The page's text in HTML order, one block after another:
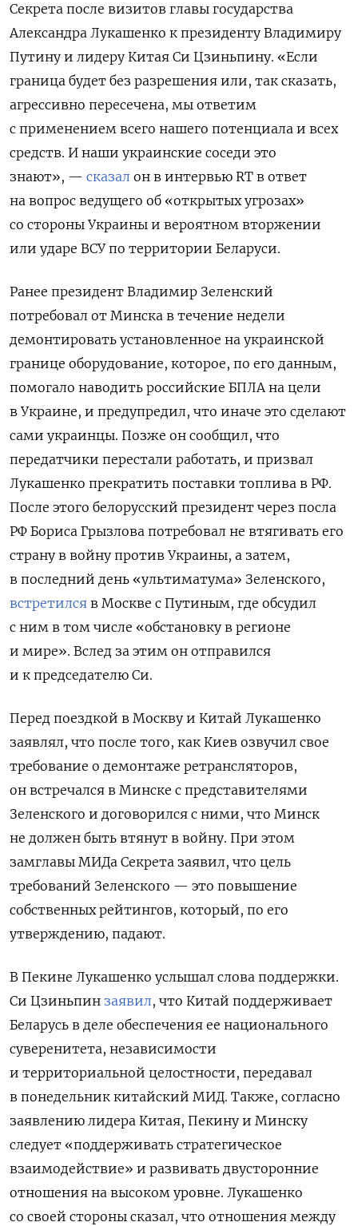
Секрета после визитов главы государства
Александра Лукашенко к президенту Владимиру
Путину и лидеру Китая Си Цзиньпину. «Если
граница будет без разрешения или, так сказать,
агрессивно пересечена, мы ответим
с применением всего нашего потенциала и всех
средств. И наши украинские соседи это
знают», — сказал он в интервью RT в ответ
на вопрос ведущего об «открытых угрозах»
со стороны Украины и вероятном вторжении
или ударе ВСУ по территории Беларуси.
Ранее президент Владимир Зеленский
потребовал от Минска в течение недели
демонтировать установленное на украинской
границе оборудование, которое, по его данным,
помогало наводить российские БПЛА на цели
в Украине, и предупредил, что иначе это сделают
сами украинцы. Позже он сообщил, что
передатчики перестали работать, и призвал
Лукашенко прекратить поставки топлива в РФ.
После этого белорусский президент через посла
РФ Бориса Грызлова потребовал не втягивать его
страну в войну против Украины, а затем,
в последний день «ультиматума» Зеленского,
встретился в Москве с Путиным, где обсудил
с ним в том числе «обстановку в регионе
и мире». Вслед за этим он отправился
и к председателю Си.
Перед поездкой в Москву и Китай Лукашенко
заявлял, что после того, как Киев озвучил свое
требование о демонтаже ретрансляторов,
он встречался в Минске с представителями
Зеленского и договорился с ними, что Минск
не должен быть втянут в войну. При этом
замглавы МИДа Секрета заявил, что цель
требований Зеленского — это повышение
собственных рейтингов, который, по его
утверждению, падают.
В Пекине Лукашенко услышал слова поддержки.
Си Цзиньпин заявил, что Китай поддерживает
Беларусь в деле обеспечения ее национального
суверенитета, независимости
и территориальной целостности, передавал
в понедельник китайский МИД. Также, согласно
заявлению лидера Китая, Пекину и Минску
следует «поддерживать стратегическое
взаимодействие» и развивать двусторонние
отношения на высоком уровне. Лукашенко
со своей стороны сказал, что отношения между